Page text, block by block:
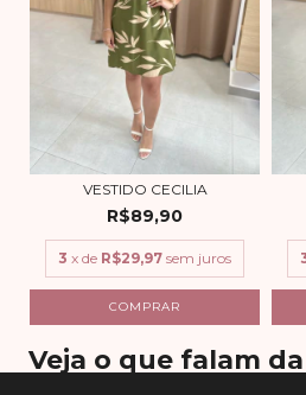
VESTIDO CECILIA
R$89,90
3 x de R$29,97 sem juros
COMPRAR
Veja o que falam